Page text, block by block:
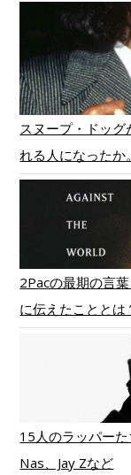
スヌープ・ドッ
れる人になったか
2Pacの最期の言
に伝えたこととは
15人のラッパーた
Nas、Jay Zなど